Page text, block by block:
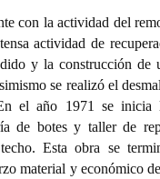
- Registro
- Registro
Huellas - Registro
- Registro
con la actividad del
actividad de
y la construcción de
se realizó el
el año 1971 se inicia
de botes y taller de
Esta obra se
material y económico